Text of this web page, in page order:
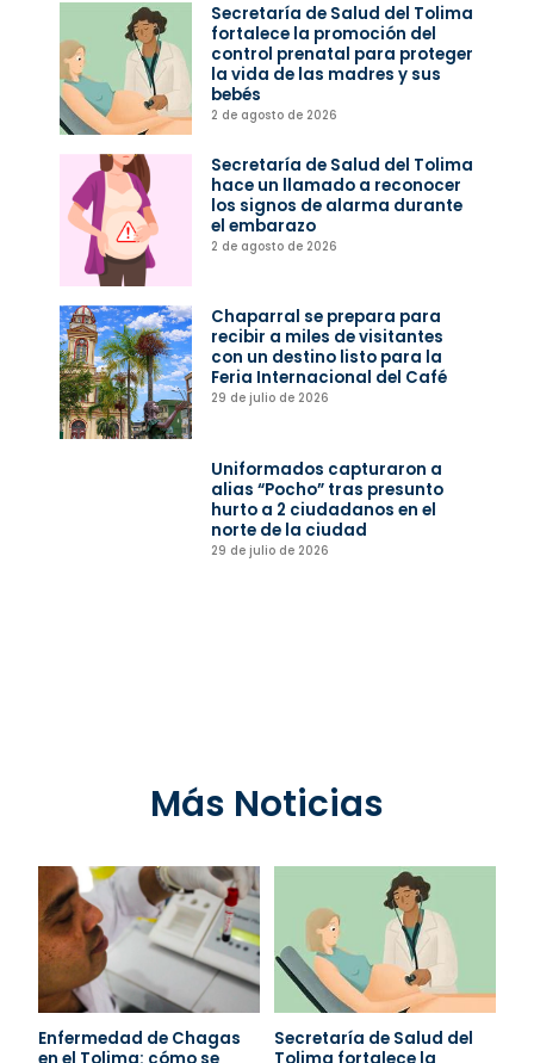
Secretaría de Salud del Tolima
fortalece la promoción del
control prenatal para proteger
la vida de las madres y sus
bebés
2 de agosto de 2026
Secretaría de Salud del Tolima
hace un llamado a reconocer
los signos de alarma durante
el embarazo
2 de agosto de 2026
Chaparral se prepara para
recibir a miles de visitantes
con un destino listo para la
Feria Internacional del Café
29 de julio de 2026
Uniformados capturaron a
alias “Pocho” tras presunto
hurto a 2 ciudadanos en el
norte de la ciudad
29 de julio de 2026
Más Noticias
Enfermedad de Chagas
en el Tolima: cómo se
Secretaría de Salud del
Tolima fortalece la